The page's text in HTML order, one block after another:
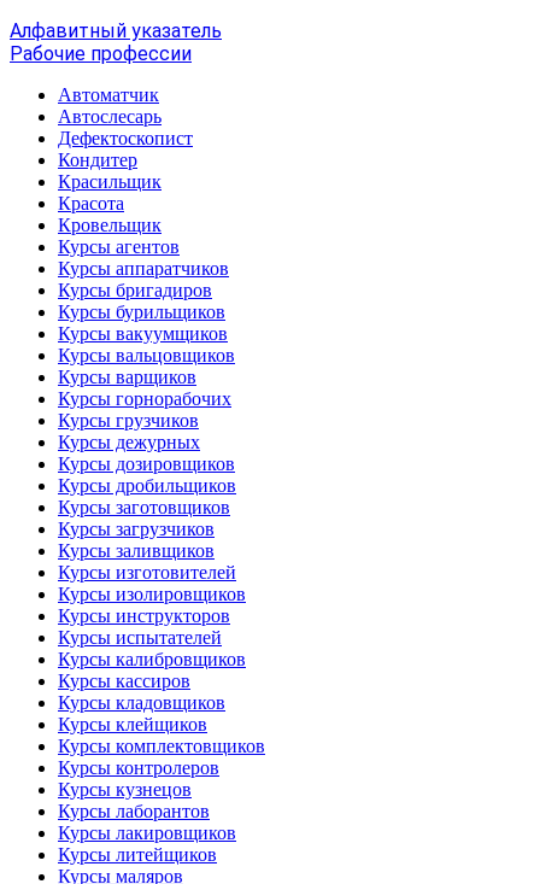
Алфавитный указатель
Рабочие профессии
Автоматчик
Автослесарь
Дефектоскопист
Кондитер
Красильщик
Красота
Кровельщик
Курсы агентов
Курсы аппаратчиков
Курсы бригадиров
Курсы бурильщиков
Курсы вакуумщиков
Курсы вальцовщиков
Курсы варщиков
Курсы горнорабочих
Курсы грузчиков
Курсы дежурных
Курсы дозировщиков
Курсы дробильщиков
Курсы заготовщиков
Курсы загрузчиков
Курсы заливщиков
Курсы изготовителей
Курсы изолировщиков
Курсы инструкторов
Курсы испытателей
Курсы калибровщиков
Курсы кассиров
Курсы кладовщиков
Курсы клейщиков
Курсы комплектовщиков
Курсы контролеров
Курсы кузнецов
Курсы лаборантов
Курсы лакировщиков
Курсы литейщиков
Курсы маляров